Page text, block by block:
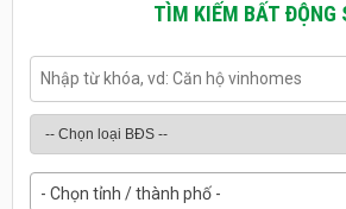
TÌM KIẾM BẤT ĐỘNG
- Chọn tỉnh / thành phố -